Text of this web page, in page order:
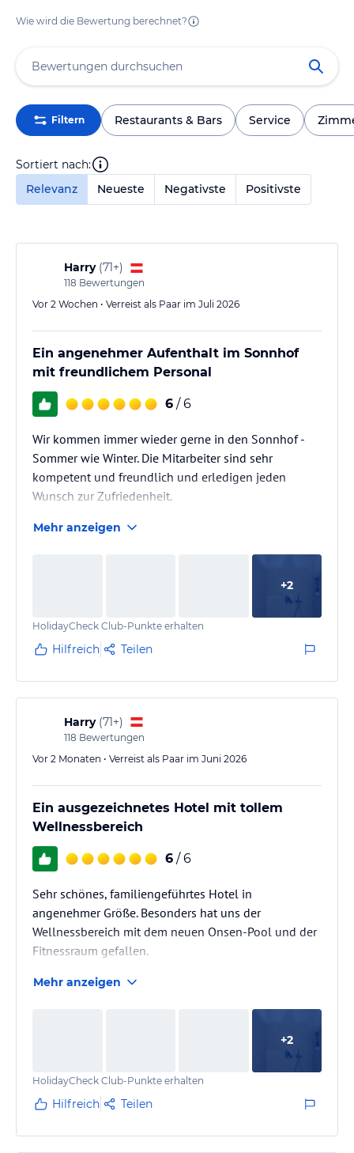
Wie wird die Bewertung berechnet?
Filtern Restaurants & Bars Service
Sortiert nach:
Relevanz
Neueste Negativste Positivste
Harry (71+)
118 Bewertungen
Vor 2 Wochen • Verreist als Paar im Juli 2026
Ein angenehmer Aufenthalt im Sonnhof
mit freundlichem Personal
6 / 6
Wir kommen immer wieder gerne in den Sonnhof -
Sommer wie Winter. Die Mitarbeiter sind sehr
kompetent und freundlich und erledigen jeden
Wunsch zur Zufriedenheit.
Mehr anzeigen
+2
HolidayCheck Club-Punkte erhalten
Hilfreich Teilen
Harry (71+)
118 Bewertungen
Vor 2 Monaten • Verreist als Paar im Juni 2026
Ein ausgezeichnetes Hotel mit tollem
Wellnessbereich
6 / 6
Sehr schönes, familiengeführtes Hotel in
angenehmer Größe. Besonders hat uns der
Wellnessbereich mit dem neuen Onsen-Pool und der
Fitnessraum gefallen.
Mehr anzeigen
+2
HolidayCheck Club-Punkte erhalten
Hilfreich Teilen